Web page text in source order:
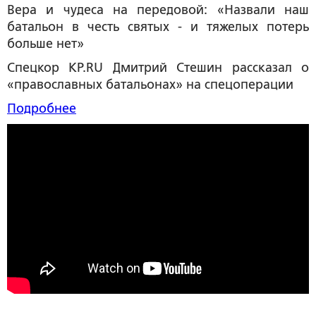
Вера и чудеса на передовой: «Назвали наш
батальон в честь святых - и тяжелых потерь
больше нет»
Спецкор KP.RU Дмитрий Стешин рассказал о
«православных батальонах» на спецоперации
Подробнее